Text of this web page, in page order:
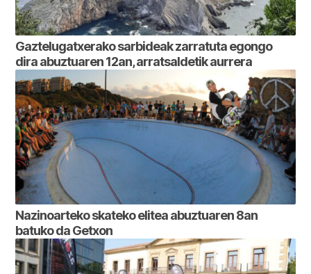
Gaztelugatxerako sarbideak zarratuta egongo
dira abuztuaren 12an, arratsaldetik aurrera
Nazinoarteko skateko elitea abuztuaren 8an
batuko da Getxon